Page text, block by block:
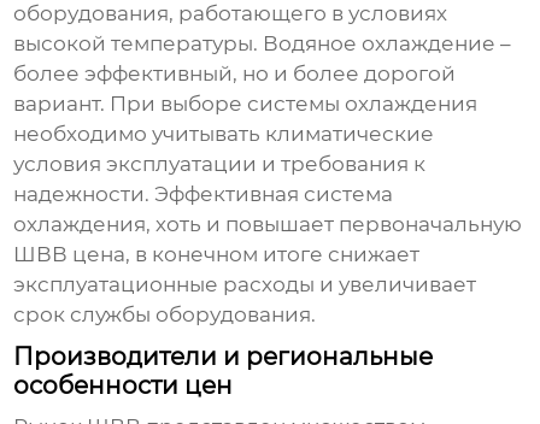
оборудования, работающего в условиях
высокой температуры. Водяное охлаждение –
более эффективный, но и более дорогой
вариант. При выборе системы охлаждения
необходимо учитывать климатические
условия эксплуатации и требования к
надежности. Эффективная система
охлаждения, хоть и повышает первоначальную
ШВВ цена, в конечном итоге снижает
эксплуатационные расходы и увеличивает
срок службы оборудования.
Производители и региональные
особенности цен